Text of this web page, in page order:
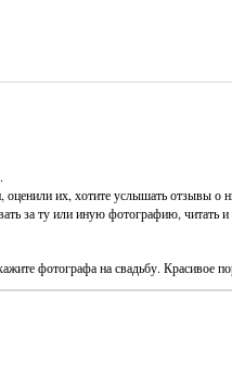
их, хотите услышать отзывы о
за ту или иную фотографию, читать и
фотографа на свадьбу. Красивое